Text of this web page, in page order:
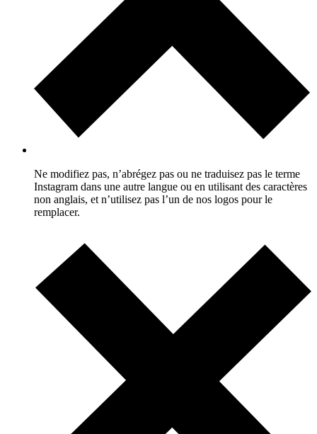
Ne modifiez pas, n’abrégez pas ou ne traduisez pas le terme
Instagram dans une autre langue ou en utilisant des caractères
non anglais, et n’utilisez pas l’un de nos logos pour le
remplacer.